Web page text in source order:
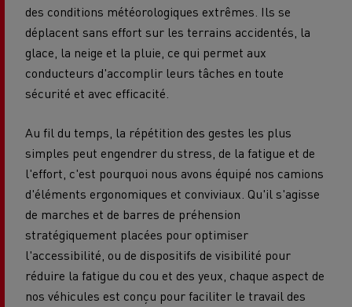
des conditions météorologiques extrêmes. Ils se
déplacent sans effort sur les terrains accidentés, la
glace, la neige et la pluie, ce qui permet aux
conducteurs d'accomplir leurs tâches en toute
sécurité et avec efficacité.
Au fil du temps, la répétition des gestes les plus
simples peut engendrer du stress, de la fatigue et de
l'effort, c'est pourquoi nous avons équipé nos camions
d'éléments ergonomiques et conviviaux. Qu'il s'agisse
de marches et de barres de préhension
stratégiquement placées pour optimiser
l'accessibilité, ou de dispositifs de visibilité pour
réduire la fatigue du cou et des yeux, chaque aspect de
nos véhicules est conçu pour faciliter le travail des